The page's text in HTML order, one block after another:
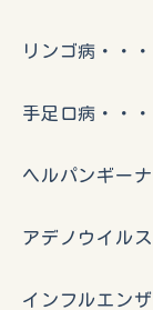
リンゴ病・・
手足口病・・
ヘルパンギー
アデノウイル
インフルエン